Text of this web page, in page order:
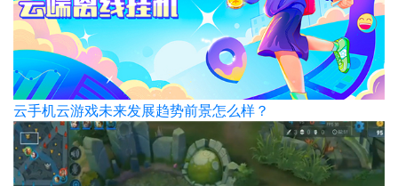
云手机云游戏未来发展趋势前景怎么样？